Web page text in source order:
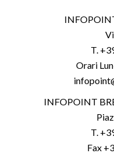
T.
Orari
INFOPOINT
T.
Fax